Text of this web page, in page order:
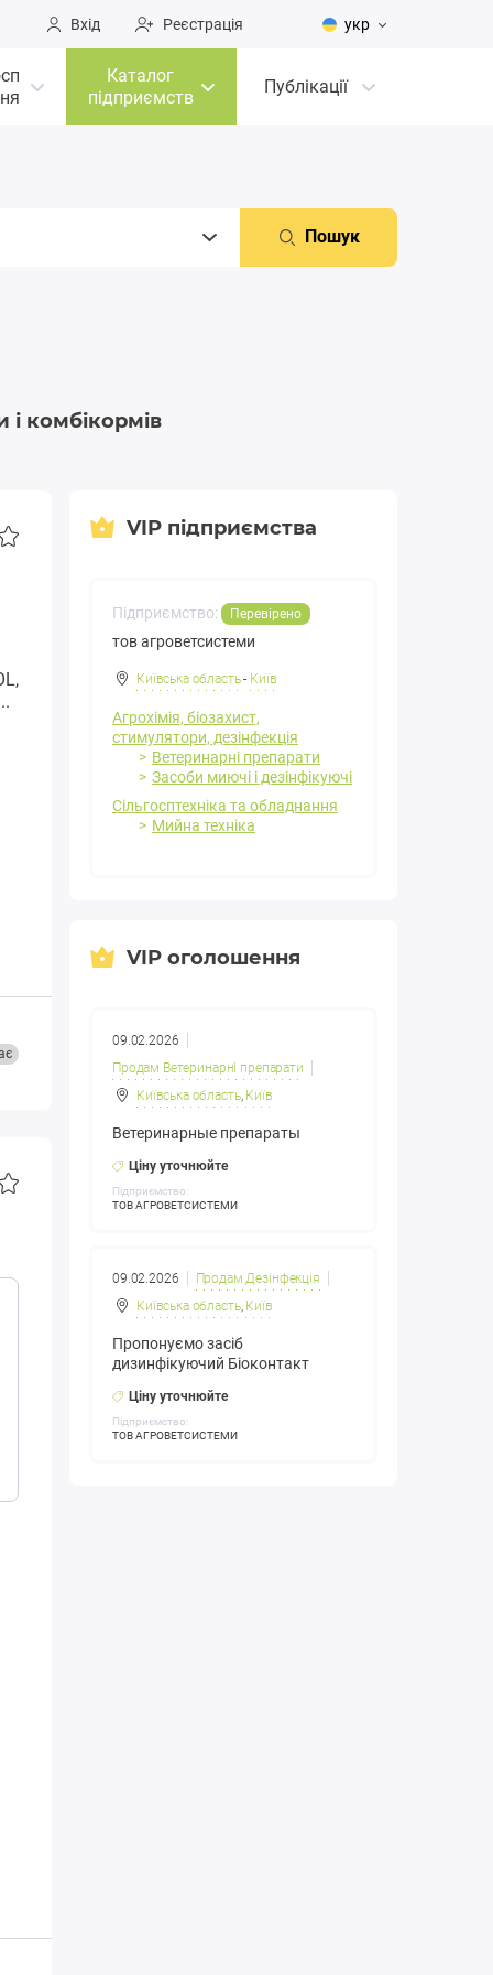
Вхід Реєстрація укр
Каталог
підприємств
Публікації
Пошук
комбікормів
VIP підприємства
Підприємство: Перевірено
тов агроветсистеми
Київська область- Київ
Агрохімія, біозахист,
стимулятори, дезінфекція
Ветеринарні препарати
Засоби миючі і дезінфікуючі
Сільгосптехніка та обладнання
Мийна техніка
VIP оголошення
09.02.2026
Продам Ветеринарні препарати
Київська область, Київ
Ветеринарные препараты
Ціну уточнюйте
Підприємство:
ТОВ АГРОВЕТСИСТЕМИ
09.02.2026
Продам Дезінфекція
Київська область, Київ
Пропонуємо засіб
дизинфікуючий Біоконтакт
Ціну уточнюйте
Підприємство:
ТОВ АГРОВЕТСИСТЕМИ